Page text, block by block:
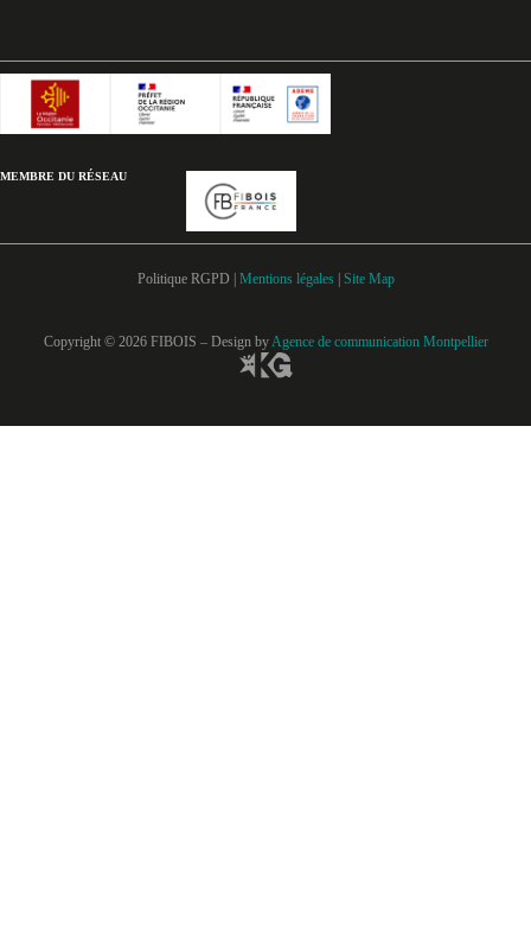
MEMBRE DU RÉSEAU
Politique RGPD | Mentions légales Site Map
Copyright © 2026 FIBOIS – Design byAgence de communication Montpellier